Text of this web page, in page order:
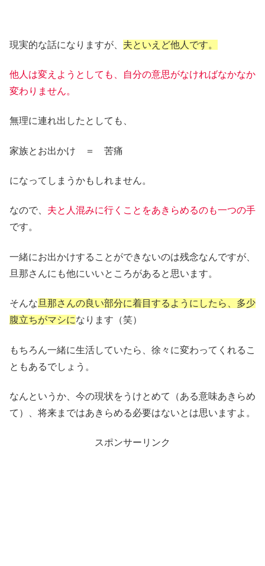
現実的な話になりますが、 夫といえど他人です。
他人は変えようとしても、自分の意思がなければなかなか
変わりません。
無理に連れ出したとしても、
家族とお出かけ ＝ 苦痛
になってしまうかもしれません。
なので、 夫と人混みに行くことをあきらめるのも一つの手
です。
一緒にお出かけすることができないのは残念なんですが、
旦那さんにも他にいいところがあると思います。
そんな 旦那さんの良い部分に着目するようにしたら、多少
腹立ちがマシになります（笑）
もちろん一緒に生活していたら、徐々に変わってくれるこ
ともあるでしょう。
なんというか、今の現状をうけとめて（ある意味あきらめ
て）、将来まではあきらめる必要はないとは思いますよ。
スポンサーリンク